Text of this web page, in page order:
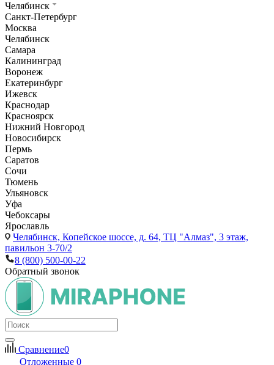
Челябинск
Санкт-Петербург
Москва
Челябинск
Самара
Калининград
Воронеж
Екатеринбург
Ижевск
Краснодар
Красноярск
Нижний Новгород
Новосибирск
Пермь
Саратов
Сочи
Тюмень
Ульяновск
Уфа
Чебоксары
Ярославль
Челябинск, Копейское шоссе, д. 64, ТЦ "Алмаз", 3 этаж,
павильон 3-70/2
8 (800) 500-00-22
Обратный звонок
Сравнение0
Отложенные 0